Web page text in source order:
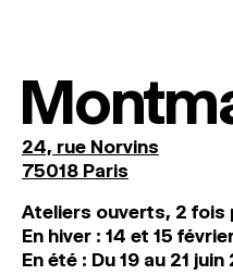
24, rue Norvins
75018 Paris
Ateliers ouverts, 2 fois
En hiver : 14 et 15
En été : Du 19 au 21